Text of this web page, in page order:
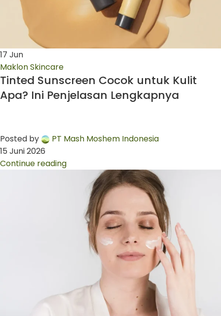
17 Jun
Maklon Skincare
Tinted Sunscreen Cocok untuk Kulit
Apa? Ini Penjelasan Lengkapnya
Posted by
PT Mash Moshem Indonesia
15 Juni 2026
Continue reading